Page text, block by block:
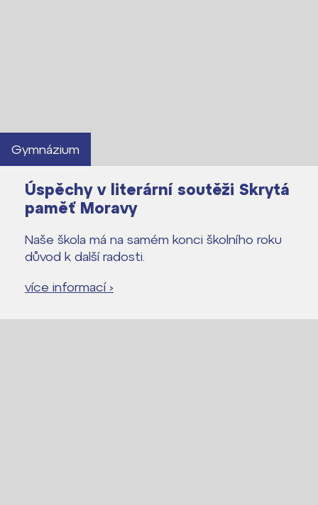
Gymnázium
Úspěchy v literární soutěži Skrytá
paměť Moravy
Naše škola má na samém konci školního roku
důvod k další radosti.
více informací ›